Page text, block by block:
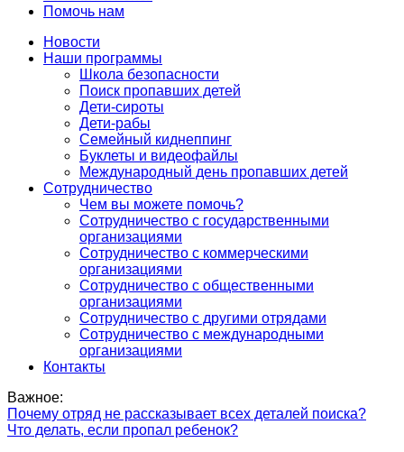
Помочь нам
Новости
Наши программы
Школа безопасности
Поиск пропавших детей
Дети-сироты
Дети-рабы
Семейный киднеппинг
Буклеты и видеофайлы
Международный день пропавших детей
Сотрудничество
Чем вы можете помочь?
Сотрудничество с государственными
организациями
Сотрудничество с коммерческими
организациями
Сотрудничество с общественными
организациями
Сотрудничество с другими отрядами
Сотрудничество с международными
организациями
Контакты
Важное:
Почему отряд не рассказывает всех деталей поиска?
Что делать, если пропал ребенок?